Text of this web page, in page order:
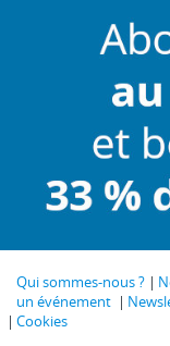
Qui sommes-nous ?
un événement
Cookies